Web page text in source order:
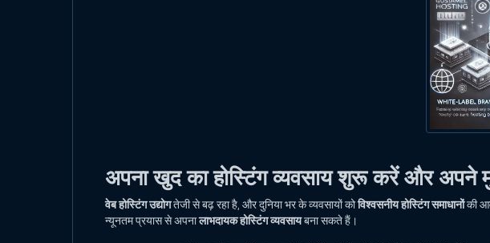
अपना खुद का होस्टिंग व्यवसाय शुरू करें और
वेब होस्टिंग उद्योगतेजी से बढ़ रहा है, और दुनिया भर के व्यवसायों कोविश्वसनीय होस्टिंग समाधानोंकी
न्यूनतम प्रयास से अपनालाभदायक होस्टिंग व्यवसायबना सकते हैं।